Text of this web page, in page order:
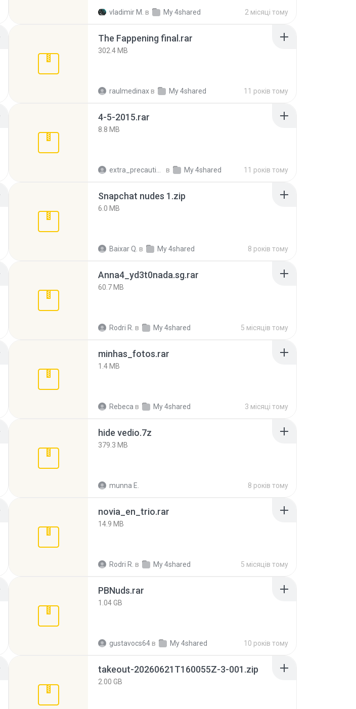
vladimir M. в My 4shared 2 місяці тому
The Fappening final.rar
302.4 MB
raulmedinax в My 4shared 11 років тому
4-5-2015.rar
8.8 MB
в My 4shared 11 років тому
Snapchat nudes 1.zip
6.0 MB
Baixar Q. в My 4shared 8 років тому
Anna4_yd3t0nada.sg.rar
60.7 MB
Rodri R. в My 4shared 5 місяців тому
minhas_fotos.rar
1.4 MB
Rebeca в My 4shared 3 місяці тому
hide vedio.7z
379.3 MB
munna E. 8 років тому
novia_en_trio.rar
14.9 MB
Rodri R. в My 4shared 5 місяців тому
PBNuds.rar
1.04 GB
gustavocs64 в My 4shared 10 років тому
takeout-20260621T160055Z-3-001.zip
2.00 GB